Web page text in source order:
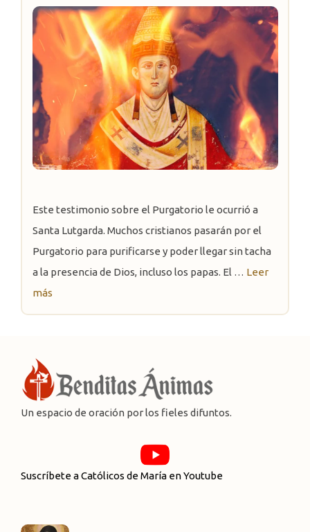
Este testimonio sobre el Purgatorio le ocurrió a
Santa Lutgarda. Muchos cristianos pasarán por el
Purgatorio para purificarse y poder llegar sin tacha
a la presencia de Dios, incluso los papas. El … Leer
más
Un espacio de oración por los fieles difuntos.
Suscríbete a Católicos de María en Youtube